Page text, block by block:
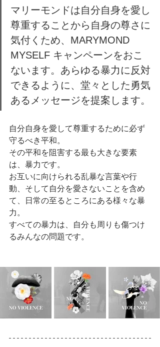
マリーモンドは自分自身を愛し
尊重することから自身の尊さに
気付くため、MARYMOND
MYSELF キャンペーンをおこ
ないます。あらゆる暴力に反対
できるように、堂々とした勇気
あるメッセージを提案します。
自分自身を愛して尊重するために必ず
守るべき平和。
その平和を阻害する最も大きな要素
は、暴力です。
お互いに向けられる乱暴な言葉や行
動、そして自分を愛さないことを含め
て、日常の至るところにある様々な暴
力。
すべての暴力は、自分も周りも傷つけ
るみんなの問題です。